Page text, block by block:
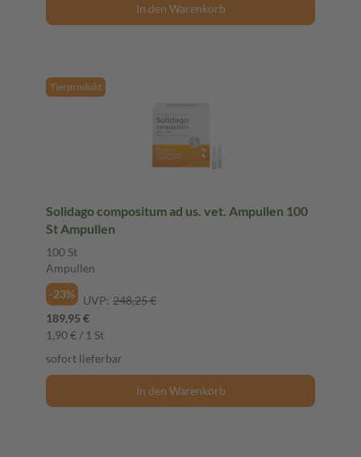
In den Warenkorb
Tierprodukt
Solidago compositum ad us. vet. Ampullen 100
St Ampullen
100 St
Ampullen
-23%
UVP: 248,25 €
189,95 €
1,90 € / 1 St
sofort lieferbar
In den Warenkorb